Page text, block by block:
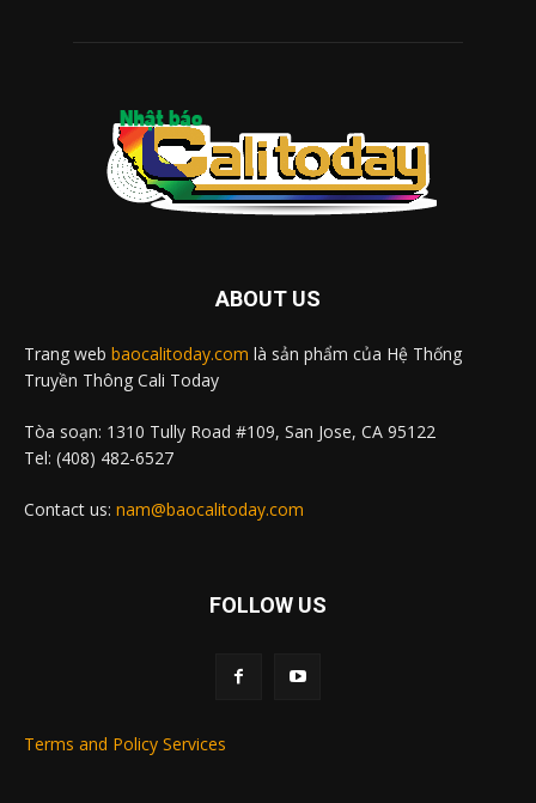
ABOUT US
Trang web baocalitoday.com là sản phẩm của Hệ Thống
Truyền Thông Cali Today
Tòa soạn: 1310 Tully Road #109, San Jose, CA 95122
Tel: (408) 482-6527
Contact us: nam@baocalitoday.com
FOLLOW US
Terms and Policy Services